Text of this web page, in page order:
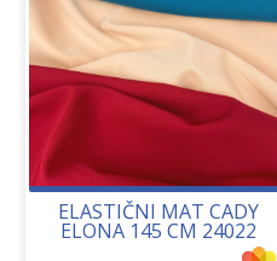
ELASTIČNI MAT CADY
ELONA 145 CM 24022